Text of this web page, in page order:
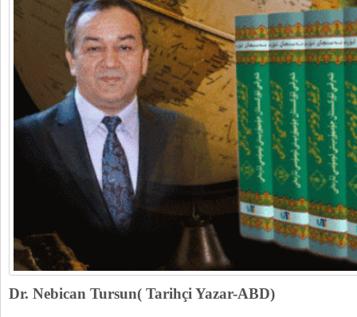
Dr. Nebican Tursun( Tarihçi Yazar-ABD)